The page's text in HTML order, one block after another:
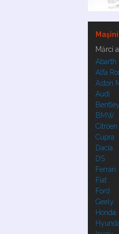
Mărci
Abarth
Alfa
Aston
Audi
Bentley
BMW
Citroen
Cupra
Dacia
DS
Ferrari
Fiat
Ford
Geely
Honda